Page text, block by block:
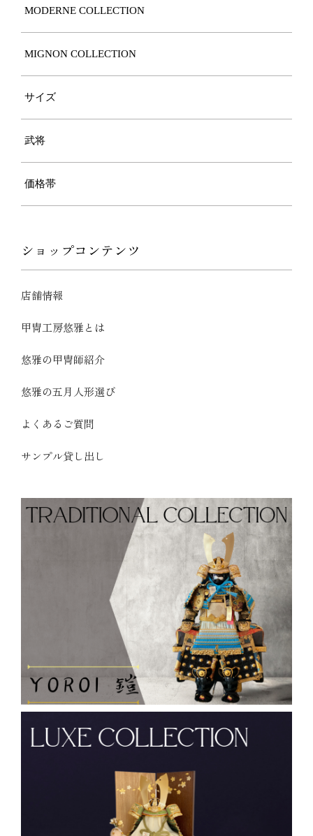
MODERNE COLLECTION
MIGNON COLLECTION
サイズ
武将
価格帯
ショップコンテンツ
店舗情報
甲冑工房悠雅とは
悠雅の甲冑師紹介
悠雅の五月人形選び
よくあるご質問
サンプル貸し出し